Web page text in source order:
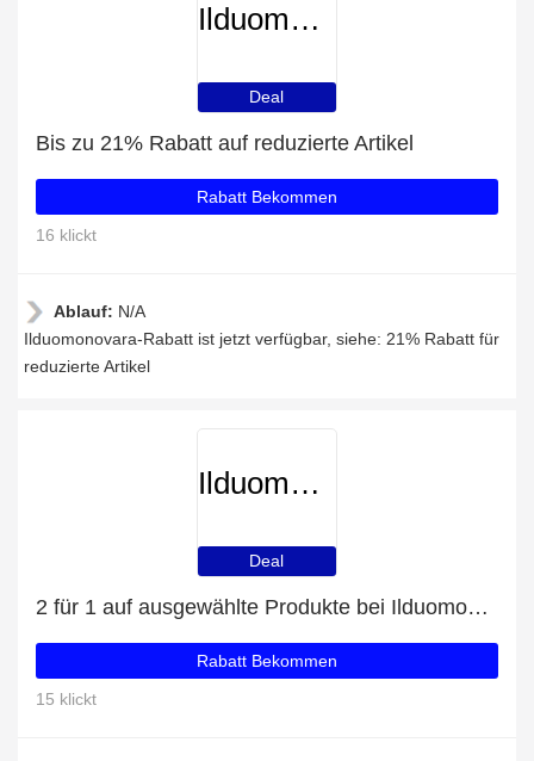
Ilduomonovara
Deal
Bis zu 21% Rabatt auf reduzierte Artikel
Rabatt Bekommen
16 klickt
Ablauf: N/A
Ilduomonovara-Rabatt ist jetzt verfügbar, siehe: 21% Rabatt für
reduzierte Artikel
Ilduomonovara
Deal
2 für 1 auf ausgewählte Produkte bei Ilduomonovara
Rabatt Bekommen
15 klickt